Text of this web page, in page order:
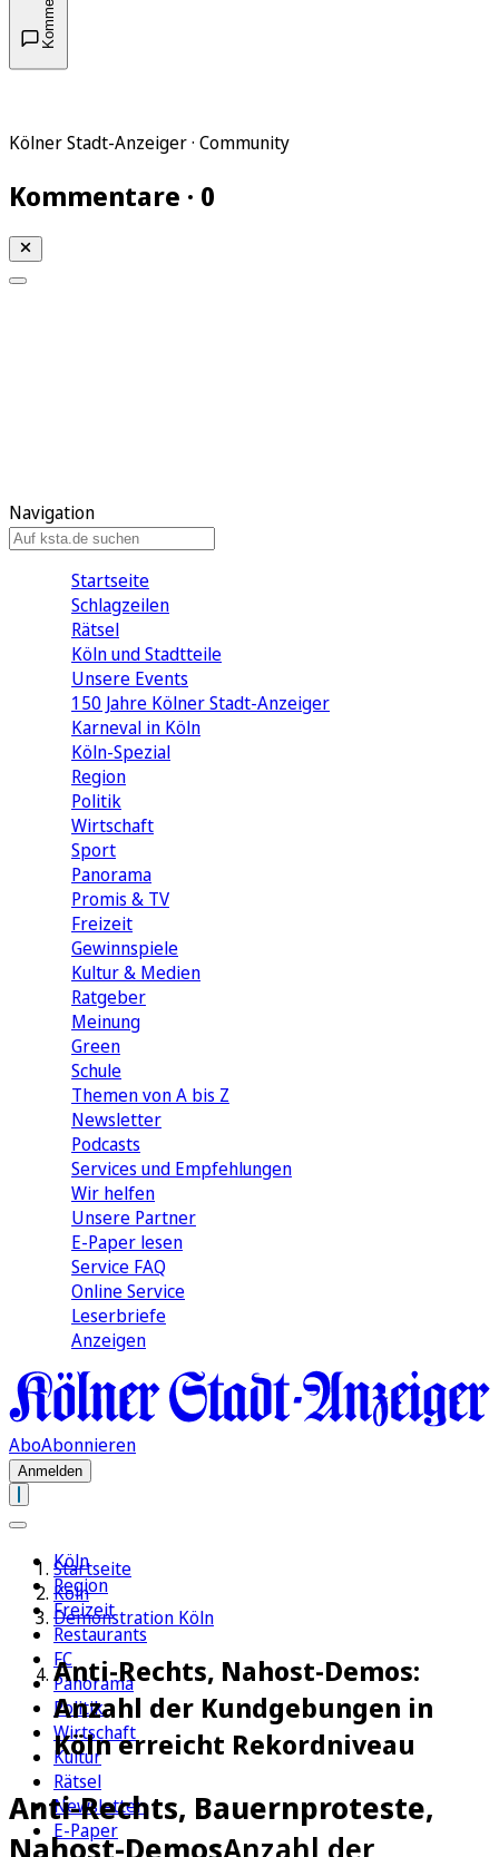
Kölner Stadt-Anzeiger · Community
Kommentare · 0
Navigation
Startseite
Schlagzeilen
Rätsel
Köln und Stadtteile
Unsere Events
150 Jahre Kölner Stadt-Anzeiger
Karneval in Köln
Köln-Spezial
Region
Politik
Wirtschaft
Sport
Panorama
Promis & TV
Freizeit
Gewinnspiele
Kultur & Medien
Ratgeber
Meinung
Green
Schule
Themen von A bis Z
Newsletter
Podcasts
Services und Empfehlungen
Wir helfen
Unsere Partner
E-Paper lesen
Service FAQ
Online Service
Leserbriefe
Anzeigen
AboAbonnieren
Anmelden
Köln
Region
Freizeit
Restaurants
FC
Panorama
Politik
Wirtschaft
Kultur
Rätsel
Newsletter
E-Paper
Startseite
Köln
Demonstration Köln
Anti-Rechts, Nahost-Demos:
Anzahl der Kundgebungen in
Köln erreicht Rekordniveau
Anti-Rechts, Bauernproteste,
Nahost-DemosAnzahl der